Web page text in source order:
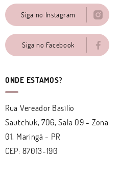
Siga no Instagram
Siga no Facebook
ONDE ESTAMOS?
Rua Vereador Basílio
Sautchuk, 706, Sala 09 - Zona
01, Maringá - PR
CEP: 87013-190